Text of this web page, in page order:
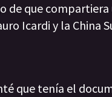
de que
Icardi y la China
que tenía el